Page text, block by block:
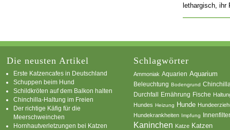
lethargisch, ihr
Die neusten Artikel
Erste Katzencafes in Deutschland
Schuppen beim Hund
Schildkröten auf dem Balkon halten
Chinchilla-Haltung im Freien
Der richtige Käfig für die
Meerschweinchen
Hornhautverletzungen bei Katzen
Schlagwörter
Ammoniak Aquarien Aquarium
Beleuchtung Bodengrund
Durchfall Ernährung Fische
Hundes Heizung Hunde
Hundekrankheiten Impfung
Kaninchen Katze Katzen